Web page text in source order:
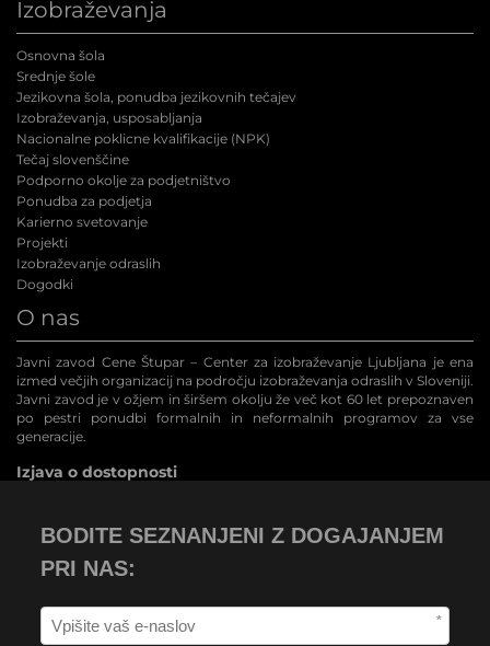
Izobraževanja
Osnovna šola
Srednje šole
Jezikovna šola, ponudba jezikovnih tečajev
Izobraževanja, usposabljanja
Nacionalne poklicne kvalifikacije (NPK)
Tečaj slovenščine
Podporno okolje za podjetništvo
Ponudba za podjetja
Karierno svetovanje
Projekti
Izobraževanje odraslih
Dogodki
O nas
Javni zavod Cene Štupar – Center za izobraževanje Ljubljana je ena
izmed večjih organizacij na področju izobraževanja odraslih v Sloveniji.
Javni zavod je v ožjem in širšem okolju že več kot 60 let prepoznaven
po pestri ponudbi formalnih in neformalnih programov za vse
generacije.
Izjava o dostopnosti
BODITE SEZNANJENI Z DOGAJANJEM
PRI NAS:
*